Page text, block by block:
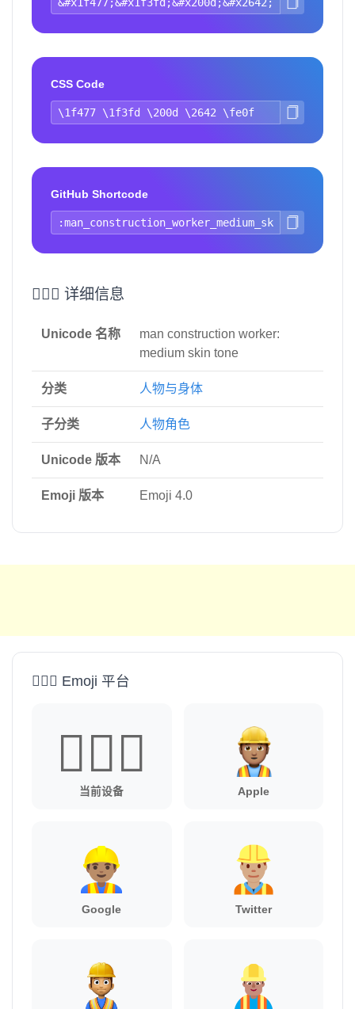
CSS Code
GitHub Shortcode
👷🏽‍♂️ 详细信息
Unicode 名称
man construction worker:
medium skin tone
分类 人物与身体
子分类 人物角色
Unicode 版本 N/A
Emoji 版本 Emoji 4.0
👷🏽‍♂️ Emoji 平台
👷🏽‍♂️
当前设备 Apple
Google Twitter